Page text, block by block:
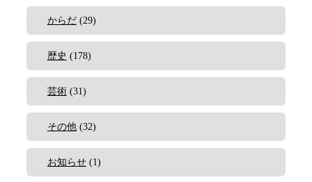
からだ(29)
歴史 (178)
芸術(31)
その他(32)
お知らせ(1)